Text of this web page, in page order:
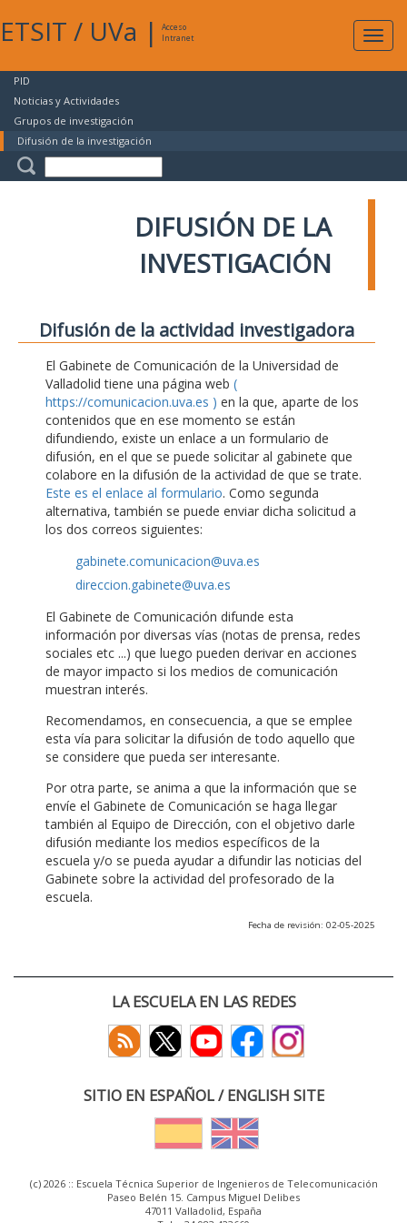
ETSIT / UVa |
Acceso
Intranet
PID
Noticias y Actividades
Grupos de investigación
Difusión de la investigación
DIFUSIÓN DE LA
INVESTIGACIÓN
Difusión de la actividad investigadora
El Gabinete de Comunicación de la Universidad de
Valladolid tiene una página web (
https://comunicacion.uva.es ) en la que, aparte de los
contenidos que en ese momento se están
difundiendo, existe un enlace a un formulario de
difusión, en el que se puede solicitar al gabinete que
colabore en la difusión de la actividad de que se trate.
Este es el enlace al formulario. Como segunda
alternativa, también se puede enviar dicha solicitud a
los dos correos siguientes:
gabinete.comunicacion@uva.es
direccion.gabinete@uva.es
El Gabinete de Comunicación difunde esta
información por diversas vías (notas de prensa, redes
sociales etc ...) que luego pueden derivar en acciones
de mayor impacto si los medios de comunicación
muestran interés.
Recomendamos, en consecuencia, a que se emplee
esta vía para solicitar la difusión de todo aquello que
se considere que pueda ser interesante.
Por otra parte, se anima a que la información que se
envíe el Gabinete de Comunicación se haga llegar
también al Equipo de Dirección, con el objetivo darle
difusión mediante los medios específicos de la
escuela y/o se pueda ayudar a difundir las noticias del
Gabinete sobre la actividad del profesorado de la
escuela.
Fecha de revisión: 02-05-2025
LA ESCUELA EN LAS REDES
SITIO EN ESPAÑOL / ENGLISH SITE
(c) 2026 :: Escuela Técnica Superior de Ingenieros de Telecomunicación
Paseo Belén 15. Campus Miguel Delibes
47011 Valladolid, España